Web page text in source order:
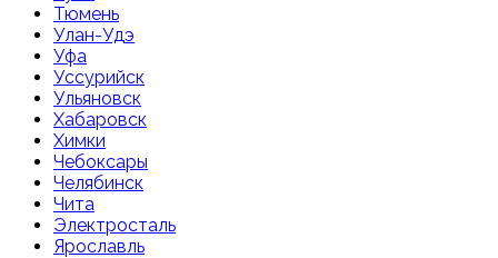
Тюмень
Улан-Удэ
Уфа
Уссурийск
Ульяновск
Хабаровск
Химки
Чебоксары
Челябинск
Чита
Электросталь
Ярославль